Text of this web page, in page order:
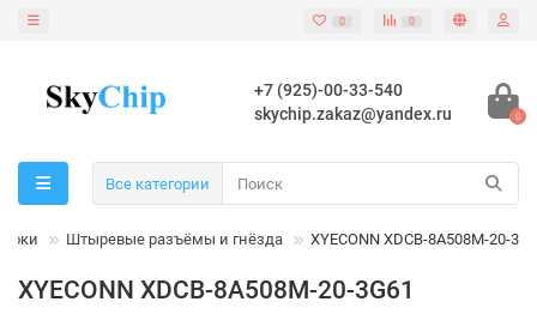
0 0
+7 (925)-00-33-540
skychip.zakaz@yandex.ru
0
Все категории
Штыревые разъёмы и гнёзда XYECONN XDCB-8A508M-20-
XYECONN XDCB-8A508M-20-3G61